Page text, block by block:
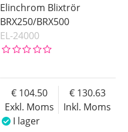
Elinchrom Blixtrör
BRX250/BRX500
EL-24000
Exkl. Moms
104.50
Inkl. Moms
130.63
I lager